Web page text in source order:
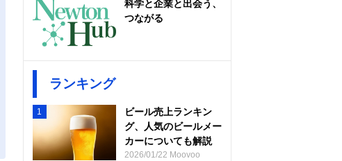
科学と企業と出会う、
つながる
ランキング
1
ビール売上ランキン
グ、人気のビールメー
カーについても解説
2026/01/22 Moovoo